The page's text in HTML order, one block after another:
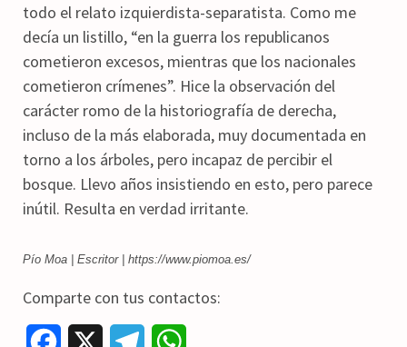
todo el relato izquierdista-separatista. Como me
decía un listillo, “en la guerra los republicanos
cometieron excesos, mientras que los nacionales
cometieron crímenes”. Hice la observación del
carácter romo de la historiografía de derecha,
incluso de la más elaborada, muy documentada en
torno a los árboles, pero incapaz de percibir el
bosque. Llevo años insistiendo en esto, pero parece
inútil. Resulta en verdad irritante.
Pío Moa | Escritor | https://www.piomoa.es/
Comparte con tus contactos: